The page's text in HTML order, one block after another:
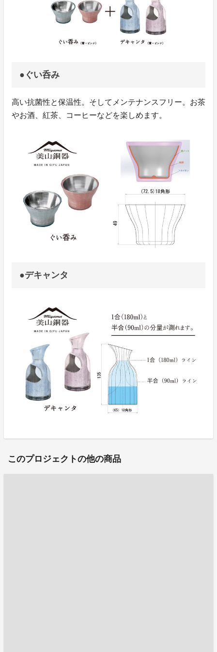
●ぐい呑み
高い抗菌性と保温性。そしてメンテナンスフリー。お茶
やお酒、紅茶、コーヒーなどを楽しめます。
●デキャンタ
このプロジェクトの他の商品